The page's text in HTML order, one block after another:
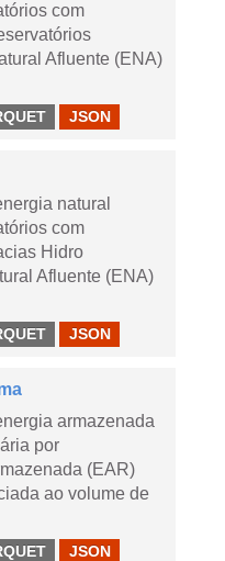
com
Afluente (ENA)
JSON
natural
com
Hidro
Afluente (ENA)
JSON
armazenada
por
(EAR)
ao volume de
JSON